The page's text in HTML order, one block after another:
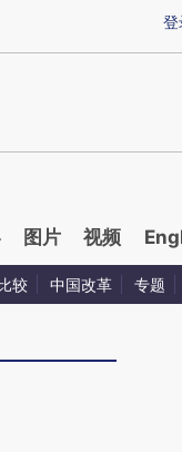
炼总结而成，可能与原
登
图片 视频
较 中国改革 专题